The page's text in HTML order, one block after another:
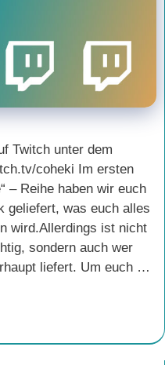
Twitch unter dem
coheki Im ersten
– Reihe haben wir euch
geliefert, was euch alles
wird.Allerdings ist nicht
sondern auch wer
liefert. Um euch …